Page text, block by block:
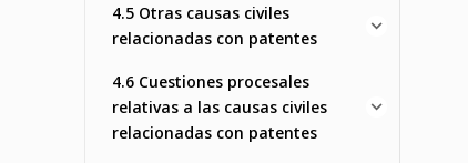
4.5 Otras causas civiles
relacionadas con patentes
4.6 Cuestiones procesales
relativas a las causas civiles
relacionadas con patentes